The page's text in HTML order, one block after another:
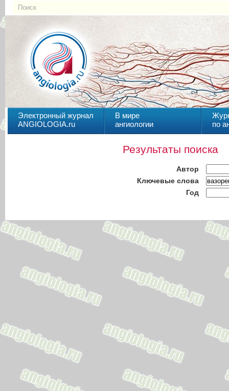
Электронный журнал
ANGIOLOGIA.ru
В мире
ангиологии
по
Результаты поиска
Автор
Ключевые слова
Год